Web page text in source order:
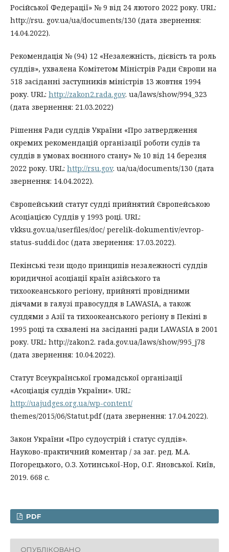
Російської Федерації» № 9 від 24 лютого 2022 року. URL:
http://rsu. gov.ua/ua/documents/130 (дата звернення:
14.04.2022).
Рекомендація № (94) 12 «Незалежність, дієвість та роль
суддів», ухвалена Комітетом Міністрів Ради Європи на
518 засіданні заступників міністрів 13 жовтня 1994
року. URL: http://zakon2.rada.gov. ua/laws/show/994_323
(дата звернення: 21.03.2022)
Рішення Ради суддів України «Про затвердження
окремих рекомендацій організації роботи судів та
суддів в умовах воєнного стану» № 10 від 14 березня
2022 року. URL: http://rsu.gov. ua/ua/documents/130 (дата
звернення: 14.04.2022).
Європейський статут судді прийнятий Європейською
Асоціацією Суддів у 1993 році. URL:
vkksu.gov.ua/userfiles/doc/ perelik-dokumentiv/evrop-
status-suddi.doc (дата звернення: 17.03.2022).
Пекінські тези щодо принципів незалежності суддів
юридичної асоціації країн азійського та
тихоокеанського регіону, прийняті провідними
діячами в галузі правосуддя в LAWASIA, а також
суддями з Азії та тихоокеанського регіону в Пекіні в
1995 році та схвалені на засіданні ради LAWASIA в 2001
року. URL: http://zakon2. rada.gov.ua/laws/show/995_j78
(дата звернення: 10.04.2022).
Статут Всеукраїнської громадської організації
«Асоціація суддів України». URL:
http://uajudges.org.ua/wp-content/
themes/2015/06/Statut.pdf (дата звернення: 17.04.2022).
Закон України «Про судоустрій і статус суддів».
Науково-практичний коментар / за заг. ред. М.А.
Погорецького, О.З. Хотинської-Нор, О.Г. Яновської. Київ,
2019. 668 с.
PDF
ОПУБЛІКОВАНО